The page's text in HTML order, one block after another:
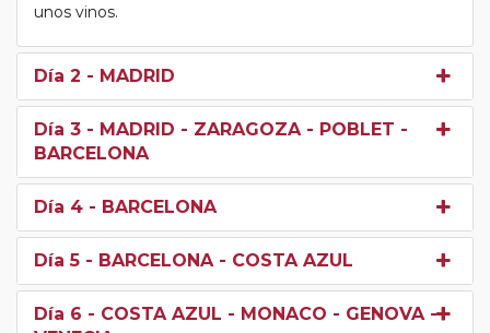
unos vinos.
Día 2 - MADRID
Día 3 - MADRID - ZARAGOZA - POBLET -
BARCELONA
Día 4 - BARCELONA
Día 5 - BARCELONA - COSTA AZUL
Día 6 - COSTA AZUL - MONACO - GENOVA -